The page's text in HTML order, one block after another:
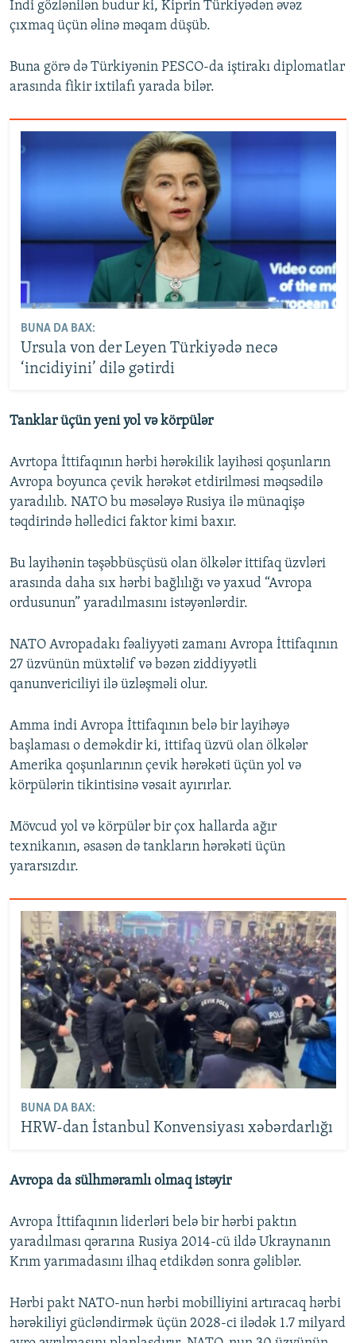
İndi gözlənilən budur ki, Kiprin Türkiyədən əvəz
çıxmaq üçün əlinə məqam düşüb.
Buna görə də Türkiyənin PESCO-da iştirakı diplomatlar
arasında fikir ixtilafı yarada bilər.
BUNA DA BAX:
Ursula von der Leyen Türkiyədə necə
‘incidiyini’ dilə gətirdi
Tanklar üçün yeni yol və körpülər
Avrtopa İttifaqının hərbi hərəkilik layihəsi qoşunların
Avropa boyunca çevik hərəkət etdirilməsi məqsədilə
yaradılıb. NATO bu məsələyə Rusiya ilə münaqişə
təqdirində həlledici faktor kimi baxır.
Bu layihənin təşəbbüsçüsü olan ölkələr ittifaq üzvləri
arasında daha sıx hərbi bağlılığı və yaxud “Avropa
ordusunun” yaradılmasını istəyənlərdir.
NATO Avropadakı fəaliyyəti zamanı Avropa İttifaqının
27 üzvünün müxtəlif və bəzən ziddiyyətli
qanunvericiliyi ilə üzləşməli olur.
Amma indi Avropa İttifaqının belə bir layihəyə
başlaması o deməkdir ki, ittifaq üzvü olan ölkələr
Amerika qoşunlarının çevik hərəkəti üçün yol və
körpülərin tikintisinə vəsait ayırırlar.
Mövcud yol və körpülər bir çox hallarda ağır
texnikanın, əsasən də tankların hərəkəti üçün
yararsızdır.
BUNA DA BAX:
HRW-dan İstanbul Konvensiyası xəbərdarlığı
Avropa da sülhməramlı olmaq istəyir
Avropa İttifaqının liderləri belə bir hərbi paktın
yaradılması qərarına Rusiya 2014-cü ildə Ukraynanın
Krım yarımadasını ilhaq etdikdən sonra gəliblər.
Hərbi pakt NATO-nun hərbi mobilliyini artıracaq hərbi
hərəkiliyi gücləndirmək üçün 2028-ci ilədək 1.7 milyard